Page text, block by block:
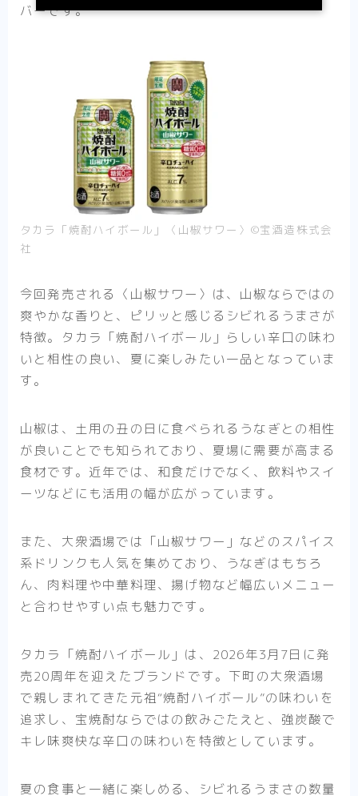
バーです。
タカラ「焼酎ハイボール」〈山椒サワー〉©︎宝酒造株式会
社
今回発売される〈山椒サワー〉は、山椒ならではの
爽やかな香りと、ピリッと感じるシビれるうまさが
特徴。タカラ「焼酎ハイボール」らしい辛口の味わ
いと相性の良い、夏に楽しみたい一品となっていま
す。
山椒は、土用の丑の日に食べられるうなぎとの相性
が良いことでも知られており、夏場に需要が高まる
食材です。近年では、和食だけでなく、飲料やスイ
ーツなどにも活用の幅が広がっています。
また、大衆酒場では「山椒サワー」などのスパイス
系ドリンクも人気を集めており、うなぎはもちろ
ん、肉料理や中華料理、揚げ物など幅広いメニュー
と合わせやすい点も魅力です。
タカラ「焼酎ハイボール」は、2026年3月7日に発
売20周年を迎えたブランドです。下町の大衆酒場
で親しまれてきた元祖“焼酎ハイボール”の味わいを
追求し、宝焼酎ならではの飲みごたえと、強炭酸で
キレ味爽快な辛口の味わいを特徴としています。
夏の食事と一緒に楽しめる、シビれるうまさの数量